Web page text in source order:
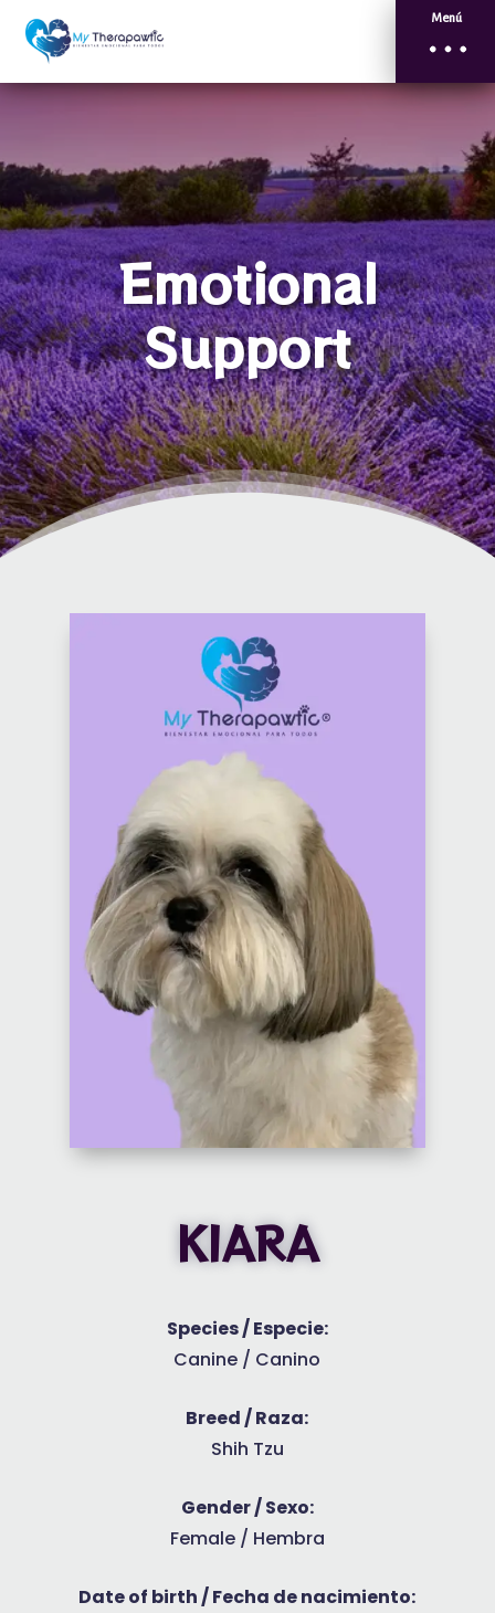
Menú
Emotional
Support
KIARA
Species / Especie:
Canine / Canino
Breed / Raza:
Shih Tzu
Gender / Sexo:
Female / Hembra
Date of birth / Fecha de nacimiento: